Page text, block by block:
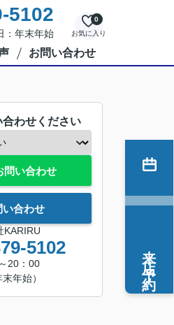
5102
年末年始 お気に入り
0
お問い合わせ
わせください
問い合わせ
い合わせ
KARIRU
5102
20：00
末年始）
来店予約